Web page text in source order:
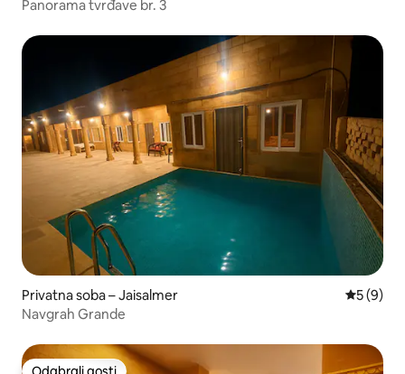
Panorama tvrđave br. 3
Privatna soba – Jaisalmer
5 (9)
Navgrah Grande